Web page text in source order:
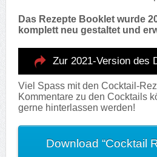
Das Rezepte Booklet wurde
komplett neu gestaltet und
Zur 2021-Version des
Viel Spass mit den Cocktail-
Kommentare zu den Cocktails
gerne hinterlassen werden!
Download “Cocktail